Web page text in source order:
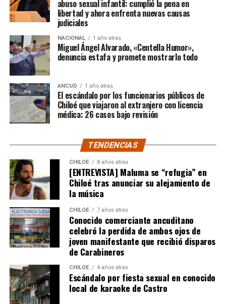
por el cuantioso asalto.
“Se recibió el domingo un llamado al nivel de
emergencia 133, alertando de un robo que se había
producido en un complejo de bodegas en Castro (Chiloé
Bodegas). Personal policial al llegar al lugar constató los
antecedentes que daban cuenta que desconocidos
ingresaron a dos bodegas de este recinto, logrando
sustraer de una de ellas herramientas y otras especies,
mientras que de la otra cigarrillos avaluados en unos
$600 millones”, sostuvo el oficial.
Igualmente, el uniformado remarcó que con esta
contacto con el Ministerio Público.
El fiscal Fernando Metzner, precisó que para consumar
su acción delictiva, el grupo de antisociales “utilizó dos
vehículos para apoderarse de 300 cajas contenedoras de
cajetillas de cigarrillos”.
“De manera inmediata, se dispuso el trabajo del sitio del
cargo de personal SIP de esta comuna, con apoyo del
OS-9, que finalmente quedó a cargo de esta
investigación que actualmente se encuentra en
abuso sexual infantil: cumplió la pena en
libertad y ahora enfrenta nuevas causas
judiciales
NACIONAL 1 año atras
Miguel Ángel Alvarado, «Centella Humor»,
denuncia estafa y promete mostrarlo todo
ANCUD 1 año atras
El escándalo por los funcionarios públicos de
Chiloé que viajaron al extranjero con licencia
médica: 26 casos bajo revisión
TENDENCIAS
CHILOE 8 años atras
[ENTREVISTA] Maluma se “refugia” en
Chiloé tras anunciar su alejamiento de
la música
CHILOE 7 años atras
Conocido comerciante ancuditano
celebró la perdida de ambos ojos de
joven manifestante que recibió disparos
de Carabineros
CHILOE 4 años atras
Escándalo por fiesta sexual en conocido
local de karaoke de Castro